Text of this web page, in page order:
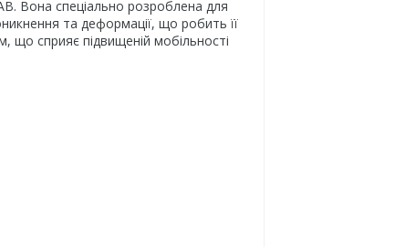
Вона спеціально розроблена для
та деформації, що робить її
що сприяє підвищеній мобільності